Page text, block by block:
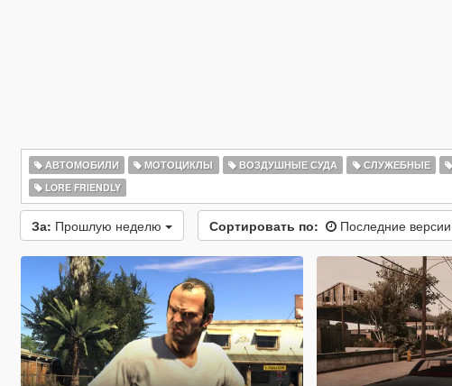
АВТОМОБИЛИ МОТОЦИКЛЫ ВОЗДУШНЫЕ СУДА СЛУЖЕБНЫЕ
LORE FRIENDLY
За: Прошлую неделю Сортировать по: Последние версии